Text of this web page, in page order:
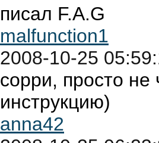
писал F.A.G
malfunction1
2008-10-25
сорри, просто
инструкцию)
anna42